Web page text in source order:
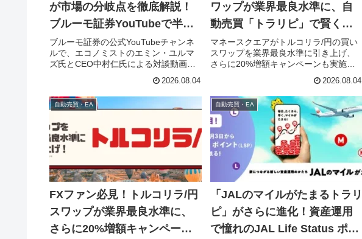
が市場の分岐点を徹底解説！
ブルーモ証券YouTubeで半導
体・原油・金融政策の行方を
探る
ブルーモ証券の公式YouTubeチャンネ
ルで、エコノミストのエミン・ユルマ
ズ氏とCEO中村仁氏による対談動画シ
リーズが公開されます！半導体市場の
動向、原油高の再燃、日米の金融政策
といった市場の重要テーマを深掘り
し、今後の投資戦略に役立つヒントが
コンテンツです。
2026.08.04
ワップが業界最良水準に、自
動売買「トラリピ」で賢く資
産形成を
マネースクエアがトルコリラ/円の買い
スワップを業界最良水準に引き上げ、
さらに20%増額キャンペーンも実施中
です。特許取得の自動売買システム
「トラリピ」を活用し、忙しい方でも
中長期的な資産形成を目指せる最新情
報をお届けします。
2026.08.04
自動売買・EA
FXファン必見！トルコリラ/円
スワップが業界最良水準に、
さらに20%増額キャンペーン
自動売買・EA
「JALのマイルがたまるトラリ
ピ」がさらに進化！資産運用
で憧れのJAL Life Status ポイ